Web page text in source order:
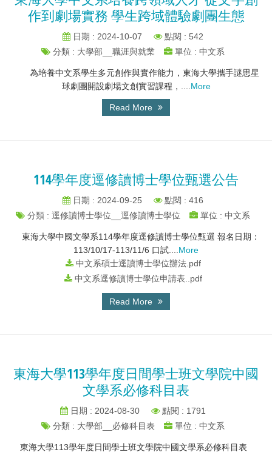
作到劇場實務 學生跨域體驗劇團生態
日期 : 2024-10-07
點閱 : 542
分類 : 大學部__職涯與就業
單位 : 中文系
為培養中文系學生多元創作與實作能力，東海大學攜手謎思星
球劇團開設劇場文創實習課程，.... More
Read More
114學年度逕修讀博士學位甄選公告
日期 : 2024-09-25
點閱 : 416
分類 : 逕修讀博士學位__逕修讀博士學位
單位 : 中文系
東海大學中國文學系114學年度逕修讀博士學位甄選 報名日期：
113/10/17-113/11/6 口試.... More
中文系碩士逕讀博士學位辦法.pdf
中文系逕修讀博士學位申請表..pdf
Read More
東海大學113學年度日間學士班文學院中國
文學系必修科目表
日期 : 2024-08-30
點閱 : 1791
分類 : 大學部__必修科目表
單位 : 中文系
東海大學113學年度日間學士班文學院中國文學系必修科目表